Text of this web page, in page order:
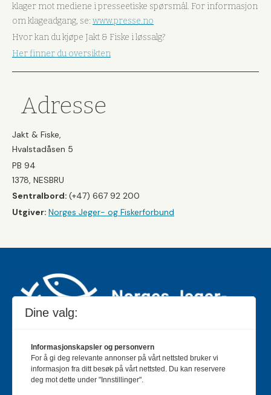
klager mot mediene i presseetiske spørsmål. For informasjon
om klageadgang, se: www.presse.no
Hvor kan du kjøpe Jakt & Fiske i løssalg?
Her finner du oversikten
Adresse
Jakt & Fiske,
Hvalstadåsen 5
PB 94
1378, NESBRU
Sentralbord: (+47) 667 92 200
Utgiver: Norges Jeger- og Fiskerforbund
Jakt & Fiske er landets største og eldste magasin for
jakt- og fiskeinteresserte med 195 000 månedlige
Dine valg:
Informasjonskapsler og personvern
For å gi deg relevante annonser på vårt nettsted bruker vi
informasjon fra ditt besøk på vårt nettsted. Du kan reservere
deg mot dette under "Innstillinger".